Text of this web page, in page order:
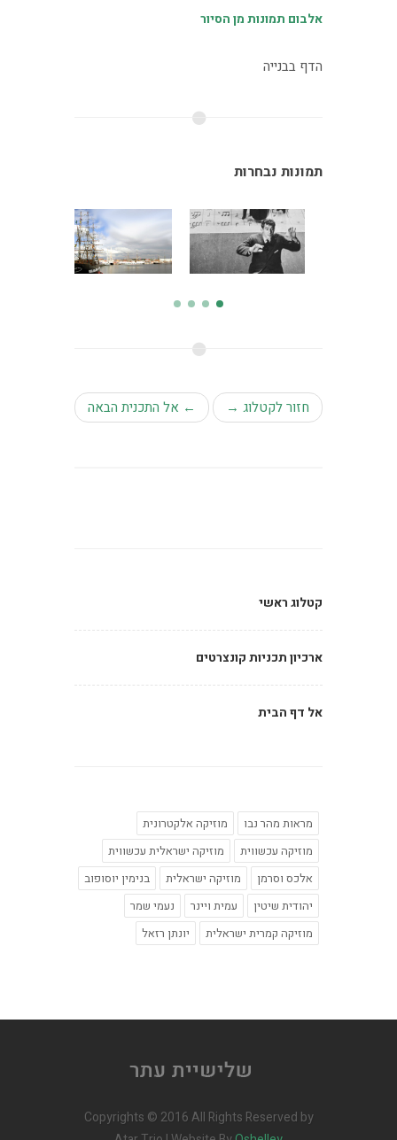
אלבום תמונות מן הסיור
הדף בבנייה
תמונות נבחרות
← אל התכנית הבאה חזור לקטלוג →
קטלוג ראשי
ארכיון תכניות קונצרטים
אל דף הבית
מראות מהר נבו
מוזיקה אלקטרונית
מוזיקה עכשווית
מוזיקה ישראלית עכשווית
אלכס וסרמן
מוזיקה ישראלית
בנימין יוסופוב
יהודית שיטין
עמית ויינר
נעמי שמר
מוזיקה קמרית ישראלית
יונתן רזאל
Copyrights © 2016 All Rights Reserved by